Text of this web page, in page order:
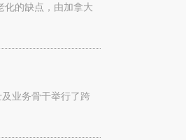
化的缺点，由加拿大
业务骨干举行了跨